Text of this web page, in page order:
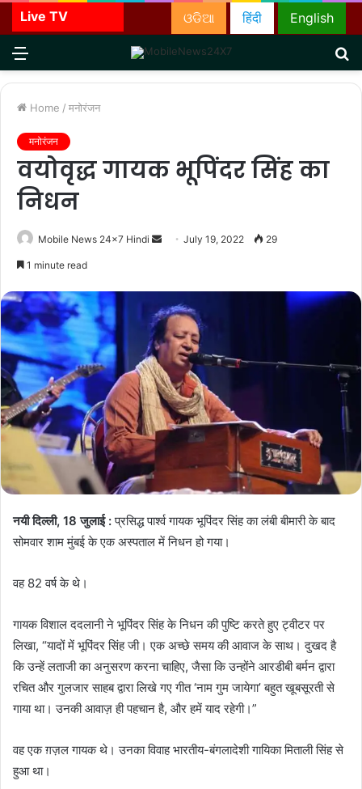
Live TV English
हिंदी
ଓଡିଆ
Menu
Home / मनोरंजन
मनोरंजन
वयोवृद्ध गायक भूपिंदर सिंह का
निधन
Mobile News 24x7 Hindi
SendJuly 19, 2022 29
1 minute read
नयी दिल्ली, 18 जुलाई :प्रसिद्ध पार्श्व गायक भूपिंदर सिंह का लंबी बीमारी के बाद
सोमवार शाम मुंबई के एक अस्पताल में निधन हो गया।
वह 82 वर्ष के थे।
गायक विशाल ददलानी ने भूपिंदर सिंह के निधन की पुष्टि करते हुए ट्वीटर पर
लिखा, “यादों में भूपिंदर सिंह जी। एक अच्छे समय की आवाज के साथ। दुखद है
कि उन्हें लताजी का अनुसरण करना चाहिए, जैसा कि उन्होंने आरडीबी बर्मन द्वारा
रचित और गुलजार साहब द्वारा लिखे गए गीत ‘नाम गुम जायेगा’ बहुत खूबसूरती से
गाया था। उनकी आवाज़ ही पहचान है, और हमें याद रहेगी।”
वह एक ग़ज़ल गायक थे। उनका विवाह भारतीय-बंगलादेशी गायिका मिताली सिंह से
हुआ था।